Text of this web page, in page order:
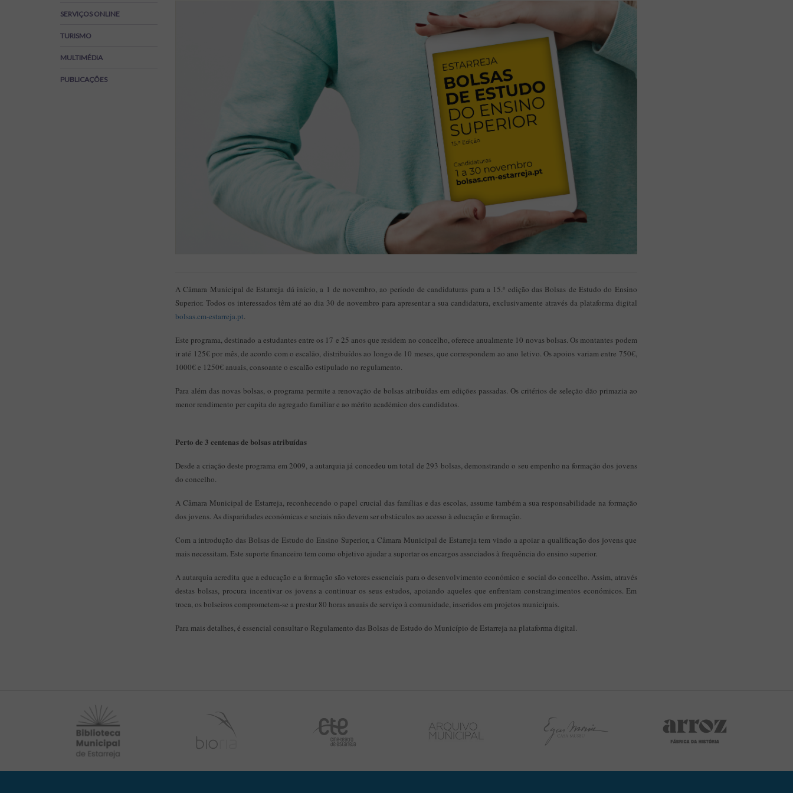
Aplicação Sentir Estarreja
Museu Fábrica da História – Arroz
SERVIÇOS ONLINE
TURISMO
MULTIMÉDIA
PUBLICAÇÕES
A Câmara Municipal de Estarreja dá início, a 1 de novembro, ao período de candidaturas para a 15.ª edição das Bolsas de Estudo do Ensino
Superior. Todos os interessados têm até ao dia 30 de novembro para apresentar a sua candidatura, exclusivamente através da plataforma digital
bolsas.cm-estarreja.pt.
Este programa, destinado a estudantes entre os 17 e 25 anos que residem no concelho, oferece anualmente 10 novas bolsas. Os montantes podem
ir até 125€ por mês, de acordo com o escalão, distribuídos ao longo de 10 meses, que correspondem ao ano letivo. Os apoios variam entre 750€,
1000€ e 1250€ anuais, consoante o escalão estipulado no regulamento.
Para além das novas bolsas, o programa permite a renovação de bolsas atribuídas em edições passadas. Os critérios de seleção dão primazia ao
menor rendimento per capita do agregado familiar e ao mérito académico dos candidatos.
Perto de 3 centenas de bolsas atribuídas
Desde a criação deste programa em 2009, a autarquia já concedeu um total de 293 bolsas, demonstrando o seu empenho na formação dos jovens
do concelho.
A Câmara Municipal de Estarreja, reconhecendo o papel crucial das famílias e das escolas, assume também a sua responsabilidade na formação
dos jovens. As disparidades económicas e sociais não devem ser obstáculos ao acesso à educação e formação.
Com a introdução das Bolsas de Estudo do Ensino Superior, a Câmara Municipal de Estarreja tem vindo a apoiar a qualificação dos jovens que
mais necessitam. Este suporte financeiro tem como objetivo ajudar a suportar os encargos associados à frequência do ensino superior.
A autarquia acredita que a educação e a formação são vetores essenciais para o desenvolvimento económico e social do concelho. Assim, através
destas bolsas, procura incentivar os jovens a continuar os seus estudos, apoiando aqueles que enfrentam constrangimentos económicos. Em
troca, os bolseiros comprometem-se a prestar 80 horas anuais de serviço à comunidade, inseridos em projetos municipais.
Para mais detalhes, é essencial consultar o Regulamento das Bolsas de Estudo do Município de Estarreja na plataforma digital.